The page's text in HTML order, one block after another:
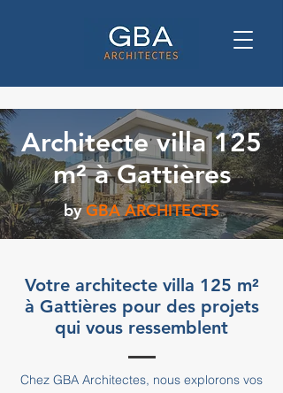
Architecte villa 125
m² à Gattières
by GBA ARCHITECTS
Votre architecte villa 125 m²
à Gattières pour des projets
qui vous ressemblent
Chez GBA Architectes, nous explorons vos